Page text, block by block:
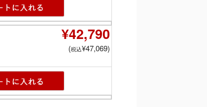
¥42,790
(税込¥47,069)